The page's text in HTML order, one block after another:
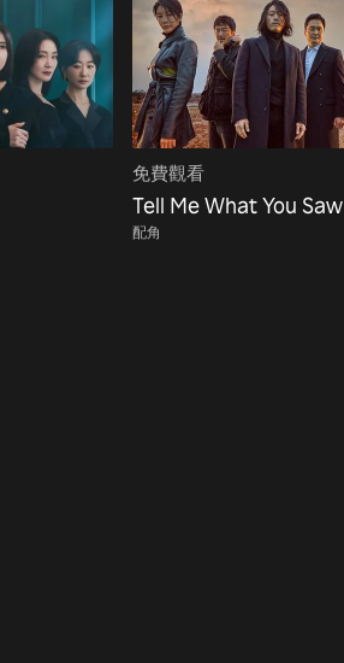
免費觀看
Tell Me What You Saw
配角